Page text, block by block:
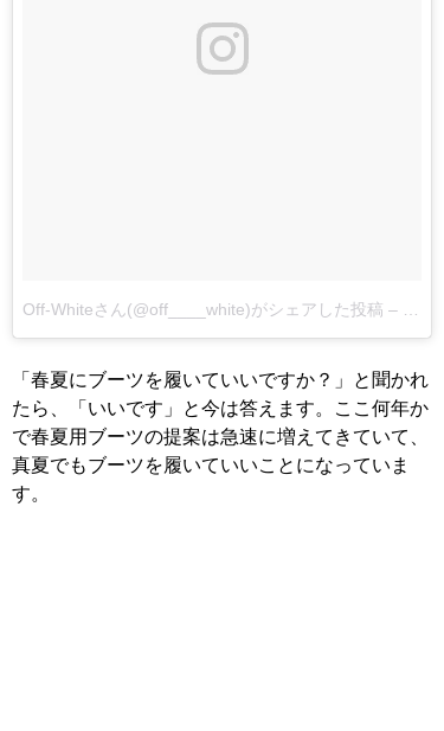
Off-Whiteさん(@off____white)がシェアした投稿 – 12月
「春夏にブーツを履いていいですか？」と聞かれ
たら、「いいです」と今は答えます。ここ何年か
で春夏用ブーツの提案は急速に増えてきていて、
真夏でもブーツを履いていいことになっていま
す。